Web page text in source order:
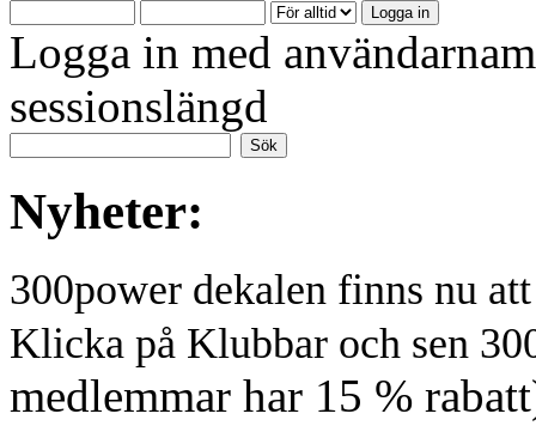
Logga in med
sessionslängd
Nyheter:
300power dekalen finns nu
Klicka på Klubbar och sen
medlemmar har 15 %